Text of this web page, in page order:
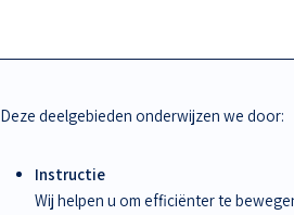
Deze deelgebieden onderwijzen we door:
Instructie
Wij helpen u om efficiënter te